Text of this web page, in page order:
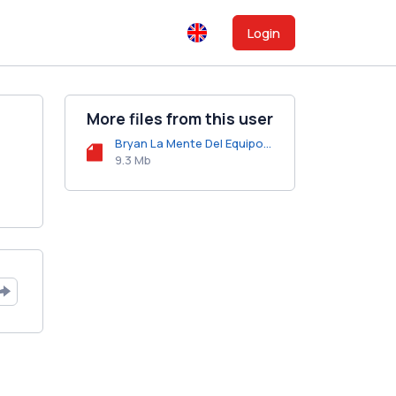
Login
More files from this user
Bryan La Mente Del Equipo - Jukia.mp3
9.3 Mb